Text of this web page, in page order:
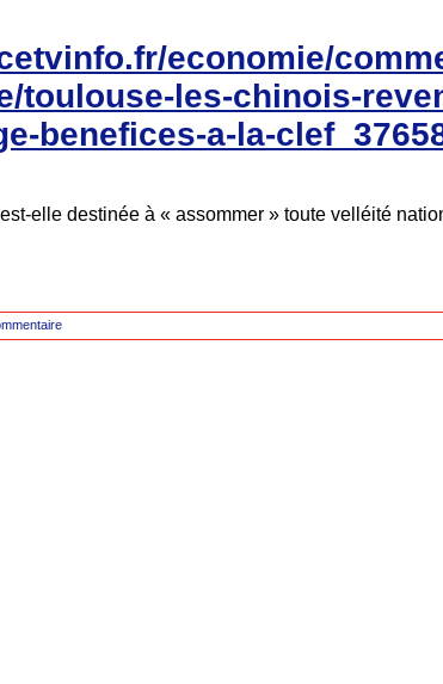
economie/
toulouse-les-chinois-
benefices-a-la-
elle destinée à « assommer » toute velléité